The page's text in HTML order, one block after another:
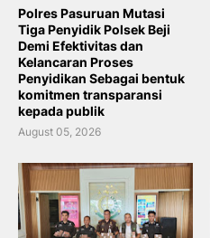
Polres Pasuruan Mutasi
Tiga Penyidik Polsek Beji
Demi Efektivitas dan
Kelancaran Proses
Penyidikan Sebagai bentuk
komitmen transparansi
kepada publik
August 05, 2026